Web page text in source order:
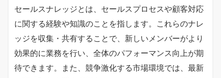
セールスナレッジとは、セールスプロセスや顧客対応
に関する経験や知識のことを指します。これらのナレ
ッジを収集・共有することで、新しいメンバーがより
効果的に業務を行い、全体のパフォーマンス向上が期
待できます。また、競争激化する市場環境では、最新